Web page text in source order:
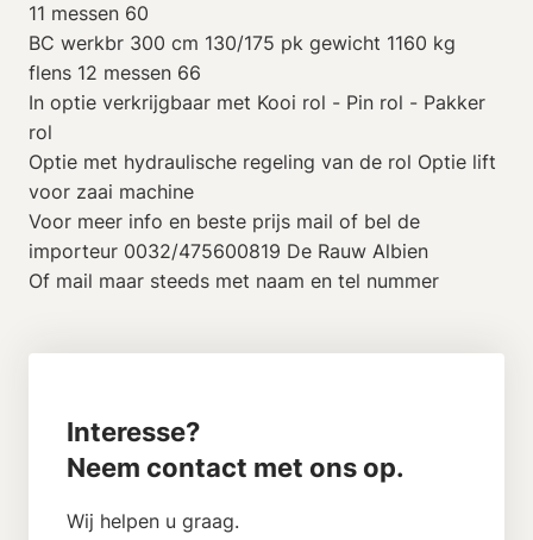
11 messen 60
BC werkbr 300 cm 130/175 pk gewicht 1160 kg
flens 12 messen 66
In optie verkrijgbaar met Kooi rol - Pin rol - Pakker
rol
Optie met hydraulische regeling van de rol Optie lift
voor zaai machine
Voor meer info en beste prijs mail of bel de
importeur 0032/475600819 De Rauw Albien
Of mail maar steeds met naam en tel nummer
Interesse?
Neem contact met ons op.
Wij helpen u graag.